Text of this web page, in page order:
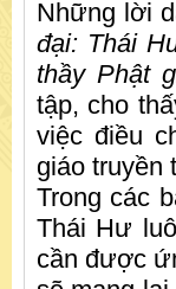
Những lời
đại: Thái
thầy Phật
tập, cho
việc điều
giáo truyền
Trong các
Thái Hư
cần được